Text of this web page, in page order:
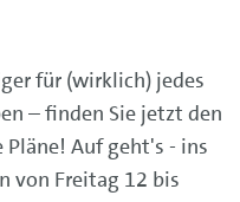
für (wirklich) jedes
– finden Sie jetzt den
Auf geht's - ins
von Freitag 12 bis